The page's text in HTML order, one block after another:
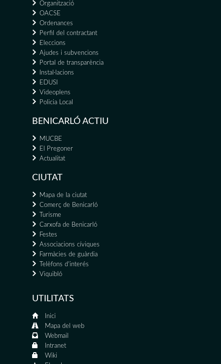
Organització
OACSE
Ordenances
Perfil del contractant
Eleccions
Ajudes i subvencions
Portal de transparència
Instal·lacions
EDUSI
Videoplens
Policia Local
BENICARLÓ ACTIU
MUCBE
El Pregoner
Actualitat
CIUTAT
Mapa de la ciutat
Comerç de Benicarló
Turisme
Carxofa de Benicarló
Festes
Associacions cíviques
Farmàcies de guàrdia
Telèfons d'interés
Viquibló
UTILITATS
Inici
Mapa del web
Webmail
Intranet
Wiki